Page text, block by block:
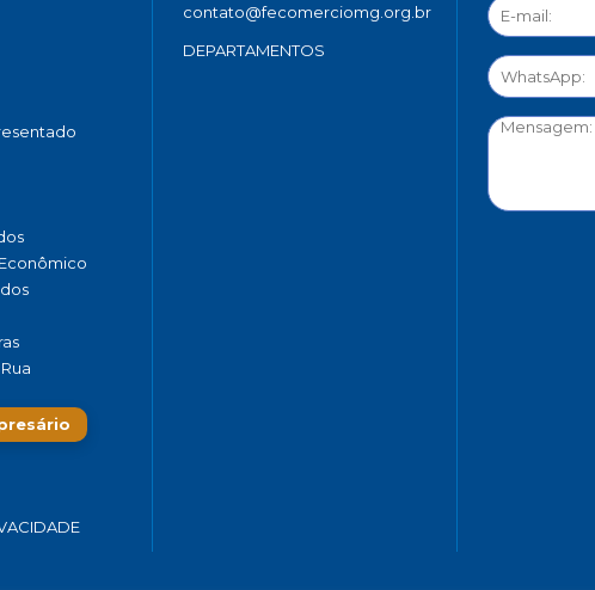
contato@fecomerciomg.org.br
DEPARTAMENTOS